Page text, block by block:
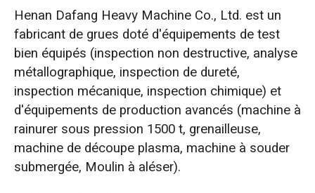
Henan Dafang Heavy Machine Co., Ltd. est un
fabricant de grues doté d'équipements de test
bien équipés (inspection non destructive, analyse
métallographique, inspection de dureté,
inspection mécanique, inspection chimique) et
d'équipements de production avancés (machine à
rainurer sous pression 1500 t, grenailleuse,
machine de découpe plasma, machine à souder
submergée, Moulin à aléser).